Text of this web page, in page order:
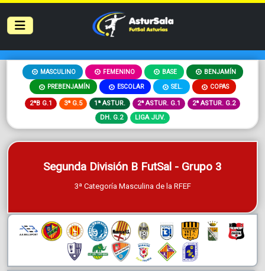
MASCULINO FEMENINO BASE BENJAMÍN
PREBENJAMÍN ESCOLAR SEL. COPAS
2ªB G.1 3ª G.5 1ª ASTUR. 2ª ASTUR. G.1
2ª ASTUR. G.2
DH. G.2
LIGA JUV.
Segunda División B FutSal - Grupo 3
3ª Categoría Masculina de la RFEF